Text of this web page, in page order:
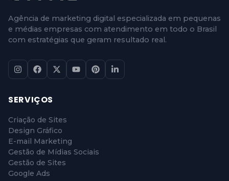
Agência de marketing digital especializada em pequenas
e médias empresas com atendimento em todo o Brasil
com estratégias que geram resultado real.
SERVIÇOS
Criação de Sites
Design Gráfico
E-mail Marketing
Gestão de Mídias Sociais
Gestão de Sites
Google Ads